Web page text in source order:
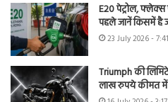
E20 पेट्रोल,
पहले जानें किसमें है
23 July 2026 -
Triumph की
लाख रुपये कीमत में